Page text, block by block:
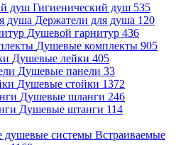
Гигиенический душ 535
Держатели для душа 120
Душевой гарнитур 436
Душевые комплекты 905
Душевые лейки 405
Душевые панели 33
Душевые стойки 1372
Душевые шланги 246
Душевые штанги 114
Встраиваемые